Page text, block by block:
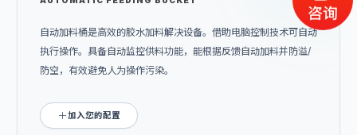
自动加料桶是高效的胶水加料解决设备。借助电脑控制技术可自动
执行操作。具备自动监控供料功能，能根据反馈自动加料并防溢/
防空，有效避免人为操作污染。
加入您的配置